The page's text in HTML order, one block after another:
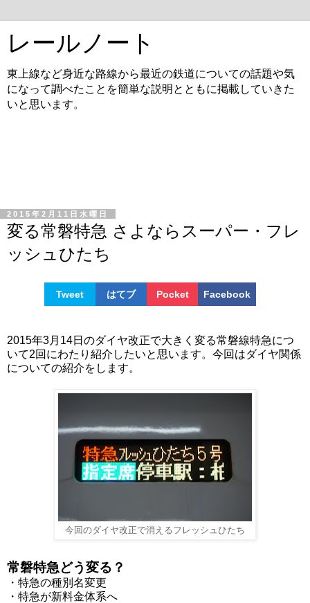
レールノート
東上線など身近な路線から最近の鉄道についての話題や気
になって調べたことを簡単な説明とともに掲載していきた
いと思います。
2015年2月11日水曜日
変る常磐特急 さよならスーパー・フレ
ッシュひたち
Tweet はてブ Pocket Facebook
2015年3月14日のダイヤ改正で大きく変る常磐線特急につ
いて2回にわたり紹介したいと思います。今回はダイヤ関係
についての紹介をします。
今回のダイヤ改正で消えるフレッシュひたち
常磐特急どう変る？
・特急の種別名変更
・特急が新料金体系へ